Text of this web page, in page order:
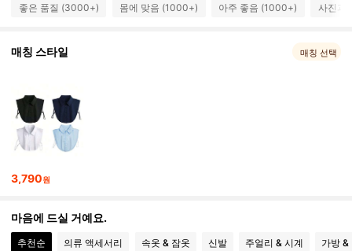
좋은 품질 (3000+) 몸에 맞음 (1000+) 아주 좋음 (1000+) 사진과
매칭 스타일 매칭 선택
3,790원
마음에 드실 거예요.
추천순 의류 액세서리 속옷 & 잠옷 신발 주얼리 & 시계 가방 &